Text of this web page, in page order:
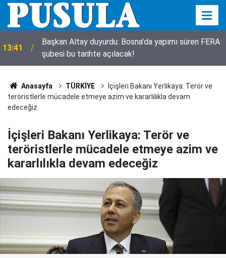
13:41
Başkan Altay duyurdu: Bosna'da yapımı süren FERA
şubesi bu tarihte açılacak!
13:05
Son dakika! Çok konuşulacak tablolu paylaşım
Anasayfa TÜRKİYE
İçişleri Bakanı Yerlikaya: Terör ve
teröristlerle mücadele etmeye azim ve kararlılıkla devam
edeceğiz
İçişleri Bakanı Yerlikaya: Terör ve
teröristlerle mücadele etmeye azim ve
kararlılıkla devam edeceğiz